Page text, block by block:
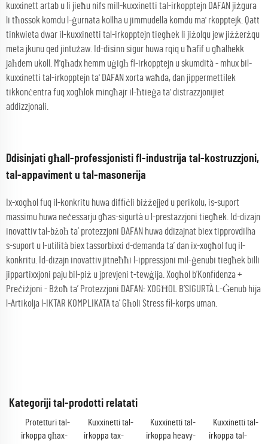
kuxxinett artab u li jieħu nifs mill-kuxxinetti tal-irkopptejn DAFAN jiżgura
li tħossok komdu l-ġurnata kollha u jimmudella komdu ma' rkopptejk. Qatt
tinkwieta dwar il-kuxxinetti tal-irkopptejn tiegħek li jiżolqu jew jiżżerżqu
meta jkunu qed jintużaw. Id-disinn sigur huwa rqiq u ħafif u għalhekk
jaħdem ukoll. M'għadx hemm uġigħ fl-irkopptejn u skumdità - mhux bil-
kuxxinetti tal-irkopptejn ta' DAFAN xorta waħda, dan jippermettilek
tikkonċentra fuq xogħlok mingħajr il-ħtieġa ta' distrazzjonijiet
addizzjonali.
Ddisinjati għall-professjonisti fl-industrija tal-kostruzzjoni,
tal-appaviment u tal-masonerija
Ix-xogħol fuq il-konkritu huwa diffiċli biżżejjed u perikolu, is-suport
massimu huwa neċessarju għas-sigurtà u l-prestazzjoni tiegħek. Id-dizajn
inovattiv tal-bżoħ ta’ protezzjoni DAFAN huwa ddizajnat biex tipprovdilha
s-suport u l-utilità biex tassorbixxi d-demanda ta’ dan ix-xogħol fuq il-
konkritu. Id-dizajn inovattiv jitneħħi l-ippressjoni mil-ġenubi tiegħek billi
jippartixxjoni paju bil-piż u jprevjeni t-tewġija. Xogħol b’Konfidenza +
Preċiżjoni - Bżoħ ta’ Protezzjoni DAFAN: XOGĦOL B’SIGURTÀ L-Ġenub hija
l-Artikolja l-IKTAR KOMPLIKATA ta’ Għoli Stress fil-korps uman.
Kategoriji tal-prodotti relatati
Protetturi tal-
irkoppa għax-
Kuxxinetti tal-
irkoppa tax-
Kuxxinetti tal-
irkoppa heavy-
Kuxxinetti tal-
irkoppa tal-